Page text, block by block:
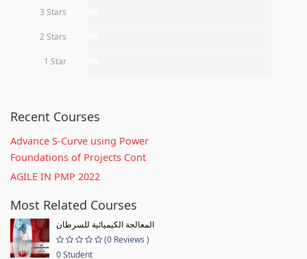
3 Stars
2 Stars
1 Star
Recent Courses
Advance S-Curve using Power
Foundations of Projects Cont
AGILE IN PMP 2022
Most Related Courses
المعالجة الكيميائية للسرطان
(0 Reviews )
0 Student